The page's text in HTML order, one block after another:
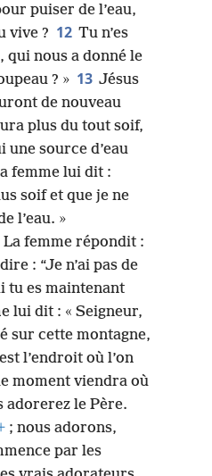
puiser de l’eau,
vive ? 12 Tu n’es
qui nous a donné le
? » 13 Jésus
de nouveau
plus du tout soif,
une source d’eau
femme lui dit :
soif et que je ne
l’eau. »
La femme répondit :
: “Je n’ai pas de
tu es maintenant
lui dit : « Seigneur,
sur cette montagne,
l’endroit où l’on
moment viendra où
adorerez le Père.
; nous adorons,
par les